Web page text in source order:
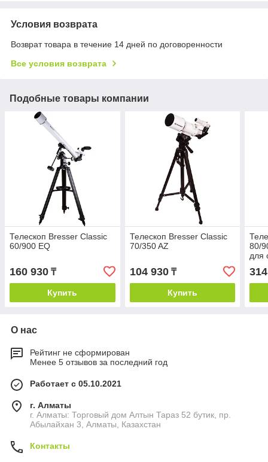
Условия возврата
Возврат товара в течение 14 дней по договоренности
Все условия возврата
Подобные товары компании
Телескоп Bresser Classic
60/900 EQ
160 930 ₸
Купить
Телескоп Bresser Classic
70/350 AZ
104 930₸
Купить
80/
для
О нас
Рейтинг не сформирован
Менее 5 отзывов за последний год
Работает с 05.10.2021
г. Алматы
г. Алматы: Торговый дом Алтын Тараз 52 бутик, пр.
Абылайхан 3, Алматы, Казахстан
Контакты